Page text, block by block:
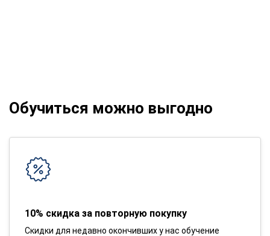
Обучиться можно выгодно
10% скидка за повторную покупку
Скидки для недавно окончивших у нас обучение